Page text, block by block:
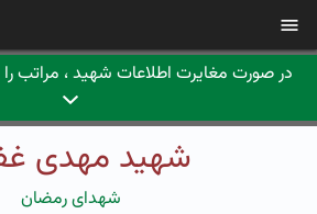
در صورت مغایرت اطلاعات شهید ، مراتب را
شهید مهدی
شهدای رمضان